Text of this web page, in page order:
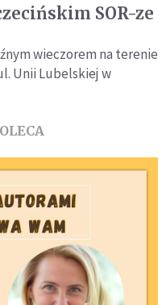
SOR-ze
wieczorem na terenie
Unii Lubelskiej w